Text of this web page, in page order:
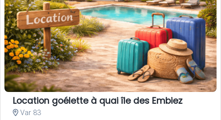
Location goélette à quai île des Embiez
Var 83